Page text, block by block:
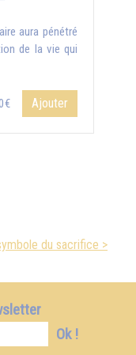
aura pénétré
de la vie qui
Ajouter
du sacrifice >
Ok !